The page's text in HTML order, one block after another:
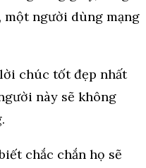
một người dùng mạng
chúc tốt đẹp nhất
này sẽ không
chắc chắn họ sẽ